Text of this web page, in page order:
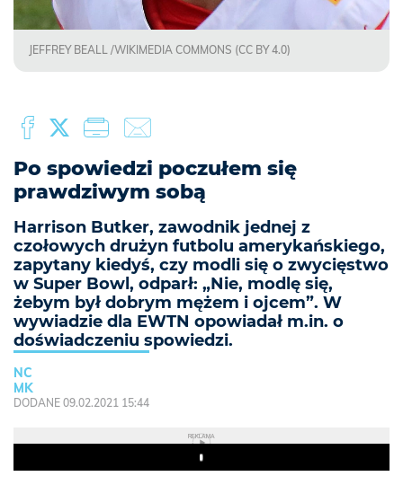
JEFFREY BEALL /WIKIMEDIA COMMONS (CC BY 4.0)
Po spowiedzi poczułem się
prawdziwym sobą
Harrison Butker, zawodnik jednej z
czołowych drużyn futbolu amerykańskiego,
zapytany kiedyś, czy modli się o zwycięstwo
w Super Bowl, odparł: „Nie, modlę się,
żebym był dobrym mężem i ojcem”. W
wywiadzie dla EWTN opowiadał m.in. o
doświadczeniu spowiedzi.
NC
MK
DODANE 09.02.2021 15:44
REKLAMA
Play